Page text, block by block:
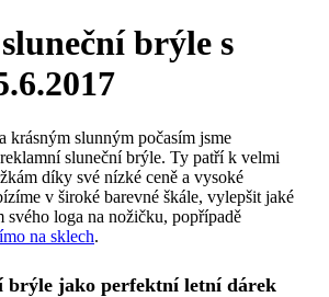
brýle s
krásným slunným počasím jsme
sluneční brýle. Ty patří k velmi
díky své nízké ceně a vysoké
v široké barevné škále, vylepšit jaké
svého loga na nožičku, popřípadě
na sklech.
brýle jako perfektní letní dárek